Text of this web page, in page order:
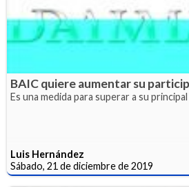
BAIC quiere aumentar su
Es una medida para superar a su
Luis Hernández
Sábado, 21 de diciembre de 2019